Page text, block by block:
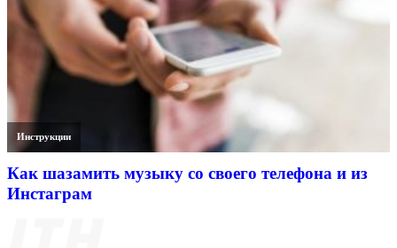
Инструкции
Как шазамить музыку со своего телефона и из
Инстаграм